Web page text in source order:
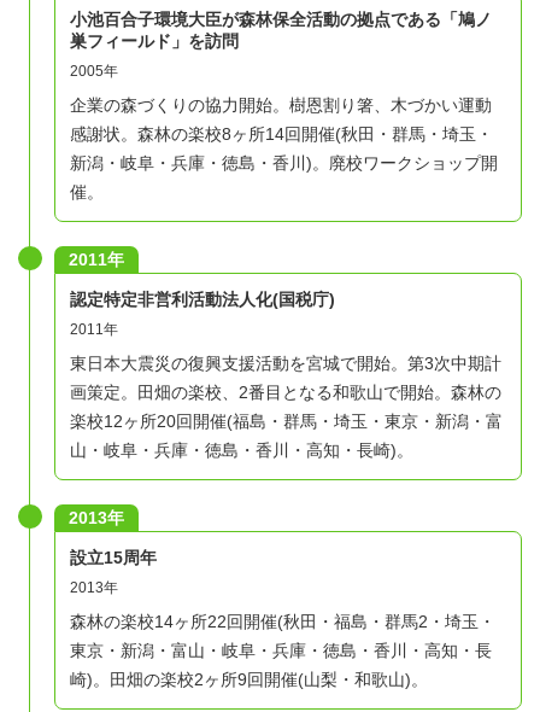
小池百合子環境大臣が森林保全活動の拠点である「鳩ノ
巣フィールド」を訪問
2005年
企業の森づくりの協力開始。樹恩割り箸、木づかい運動
感謝状。森林の楽校8ヶ所14回開催(秋田・群馬・埼玉・
新潟・岐阜・兵庫・徳島・香川)。廃校ワークショップ開
催。
2011年
認定特定非営利活動法人化(国税庁)
2011年
東日本大震災の復興支援活動を宮城で開始。第3次中期計
画策定。田畑の楽校、2番目となる和歌山で開始。森林の
楽校12ヶ所20回開催(福島・群馬・埼玉・東京・新潟・富
山・岐阜・兵庫・徳島・香川・高知・長崎)。
2013年
設立15周年
2013年
森林の楽校14ヶ所22回開催(秋田・福島・群馬2・埼玉・
東京・新潟・富山・岐阜・兵庫・徳島・香川・高知・長
崎)。田畑の楽校2ヶ所9回開催(山梨・和歌山)。